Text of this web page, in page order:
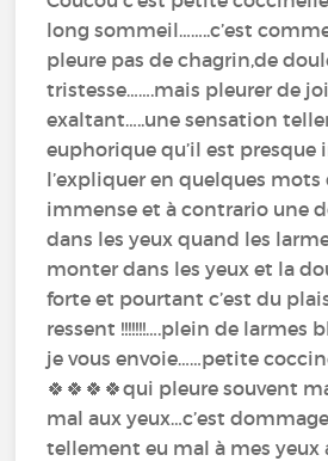
long sommeil……..c’est
pleure pas de chagrin,de
tristesse…….mais pleurer de
exaltant…..une sensation
euphorique qu’il est presque
l’expliquer en quelques mots
immense et à contrario une
dans les yeux quand les
monter dans les yeux et la
forte et pourtant c’est du
ressent !!!!!!!….plein de larmes
je vous envoie……petite
🍀🍀🍀🍀qui pleure souvent
mal aux yeux…c’est
tellement eu mal à mes yeux